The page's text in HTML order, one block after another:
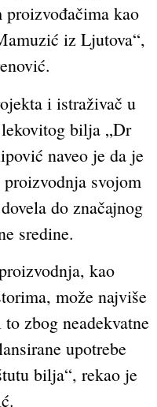
kao
iz Ljutova“,
i istraživač u
bilja „Dr
naveo je da je
svojom
do značajnog
sredine.
kao
može najviše
zbog neadekvatne
upotrebe
bilja“, rekao je